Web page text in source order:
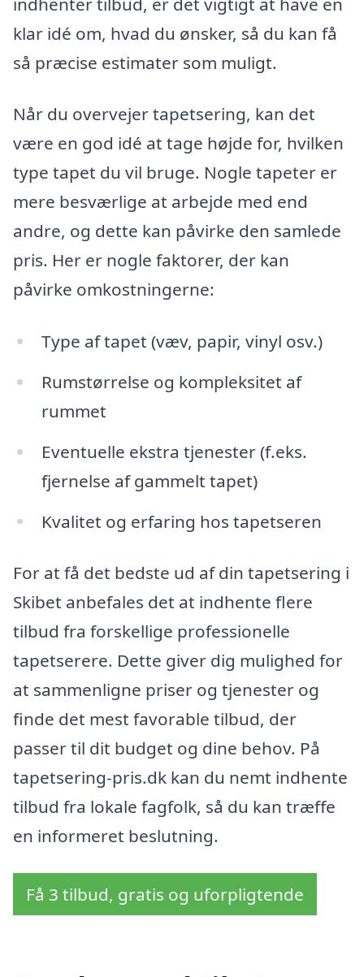
klar idé om, hvad du ønsker, så du kan få
så præcise estimater som muligt.
Når du overvejer tapetsering, kan det
være en god idé at tage højde for, hvilken
type tapet du vil bruge. Nogle tapeter er
mere besværlige at arbejde med end
andre, og dette kan påvirke den samlede
pris. Her er nogle faktorer, der kan
påvirke omkostningerne:
Type af tapet (væv, papir, vinyl osv.)
Rumstørrelse og kompleksitet af
rummet
Eventuelle ekstra tjenester (f.eks.
fjernelse af gammelt tapet)
Kvalitet og erfaring hos tapetseren
For at få det bedste ud af din tapetsering i
Skibet anbefales det at indhente flere
tilbud fra forskellige professionelle
tapetserere. Dette giver dig mulighed for
at sammenligne priser og tjenester og
finde det mest favorable tilbud, der
passer til dit budget og dine behov. På
tapetsering-pris.dk kan du nemt indhente
tilbud fra lokale fagfolk, så du kan træffe
en informeret beslutning.
Få 3 tilbud, gratis og uforpligtende